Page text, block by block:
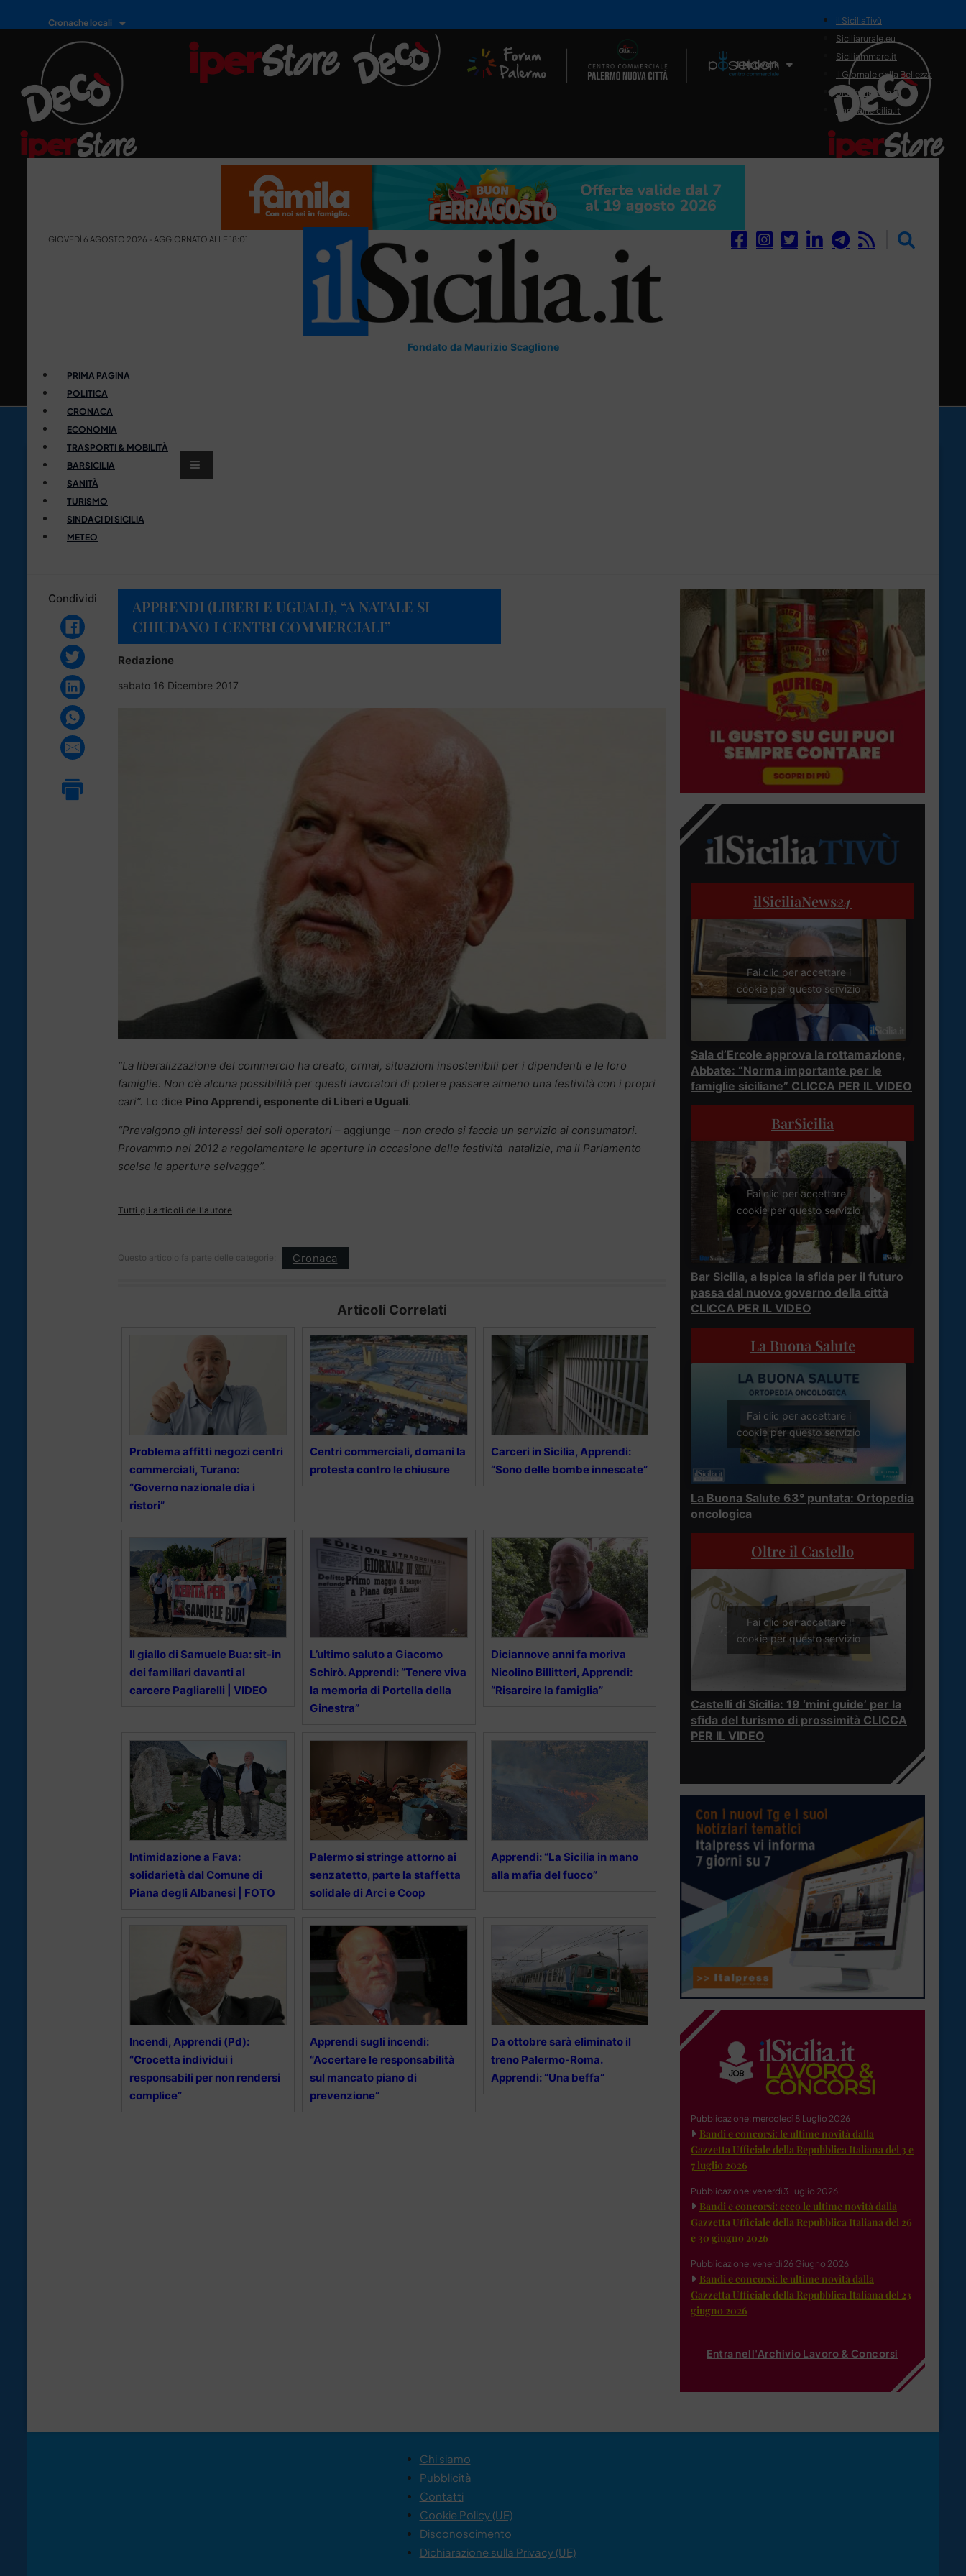
Cronache locali
Il Network
il SiciliaTivù
Siciliarurale.eu
Siciliammare.it
Il Giornale della Bellezza
Siciliamedica.it
Sanitainsicilia.it
GIOVEDÌ 6 AGOSTO 2026 - AGGIORNATO ALLE 18:01
Fondato da Maurizio Scaglione
PRIMA PAGINA
POLITICA
CRONACA
ECONOMIA
TRASPORTI & MOBILITÀ
BARSICILIA
SANITÀ
TURISMO
SINDACI DI SICILIA
METEO
Condividi
APPRENDI (LIBERI E UGUALI), “A NATALE SI
CHIUDANO I CENTRI COMMERCIALI”
Redazione
sabato 16 Dicembre 2017
“La liberalizzazione del commercio ha creato, ormai, situazioni insostenibili per i dipendenti e le loro
famiglie. Non c’è alcuna possibilità per questi lavoratori di potere passare almeno una festività con i propri
cari”. Lo dice Pino Apprendi, esponente di Liberi e Uguali.
“Prevalgono gli interessi dei soli operatori – aggiunge – non credo si faccia un servizio ai consumatori.
Provammo nel 2012 a regolamentare le aperture in occasione delle festività natalizie, ma il Parlamento
scelse le aperture selvagge”.
Tutti gli articoli dell'autore
Questo articolo fa parte delle categorie: Cronaca
Articoli Correlati
Problema affitti negozi centri
commerciali, Turano:
“Governo nazionale dia i
ristori”
Centri commerciali, domani la
protesta contro le chiusure
Carceri in Sicilia, Apprendi:
“Sono delle bombe innescate”
Il giallo di Samuele Bua: sit-in
dei familiari davanti al
carcere Pagliarelli | VIDEO
L’ultimo saluto a Giacomo
Schirò. Apprendi: “Tenere viva
la memoria di Portella della
Ginestra”
Diciannove anni fa moriva
Nicolino Billitteri, Apprendi:
“Risarcire la famiglia”
Intimidazione a Fava:
solidarietà dal Comune di
Piana degli Albanesi | FOTO
Palermo si stringe attorno ai
senzatetto, parte la staffetta
solidale di Arci e Coop
Apprendi: “La Sicilia in mano
alla mafia del fuoco”
Incendi, Apprendi (Pd):
“Crocetta individui i
responsabili per non rendersi
complice”
Apprendi sugli incendi:
“Accertare le responsabilità
sul mancato piano di
prevenzione”
Da ottobre sarà eliminato il
treno Palermo-Roma.
Apprendi: “Una beffa”
ilSiciliaNews24
Fai clic per accettare i
cookie per questo servizio
Sala d’Ercole approva la rottamazione,
Abbate: “Norma importante per le
famiglie siciliane” CLICCA PER IL VIDEO
BarSicilia
Fai clic per accettare i
cookie per questo servizio
Bar Sicilia, a Ispica la sfida per il futuro
passa dal nuovo governo della città
CLICCA PER IL VIDEO
La Buona Salute
Fai clic per accettare i
cookie per questo servizio
La Buona Salute 63° puntata: Ortopedia
oncologica
Oltre il Castello
Fai clic per accettare i
cookie per questo servizio
Castelli di Sicilia: 19 ‘mini guide’ per la
sfida del turismo di prossimità CLICCA
PER IL VIDEO
Pubblicazione: mercoledì 8 Luglio 2026
Bandi e concorsi: le ultime novità dalla
Gazzetta Ufficiale della Repubblica Italiana del 3 e
7 luglio 2026
Pubblicazione: venerdì 3 Luglio 2026
Bandi e concorsi: ecco le ultime novità dalla
Gazzetta Ufficiale della Repubblica Italiana del 26
e 30 giugno 2026
Pubblicazione: venerdì 26 Giugno 2026
Bandi e concorsi: le ultime novità dalla
Gazzetta Ufficiale della Repubblica Italiana del 23
giugno 2026
Entra nell'Archivio Lavoro & Concorsi
Chi siamo
Pubblicità
Contatti
Cookie Policy (UE)
Disconoscimento
Dichiarazione sulla Privacy (UE)